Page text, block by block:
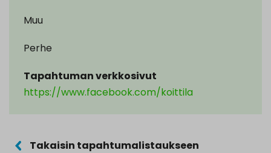
Muu
Perhe
Tapahtuman verkkosivut
https://www.facebook.com/koittila
Takaisin tapahtumalistaukseen